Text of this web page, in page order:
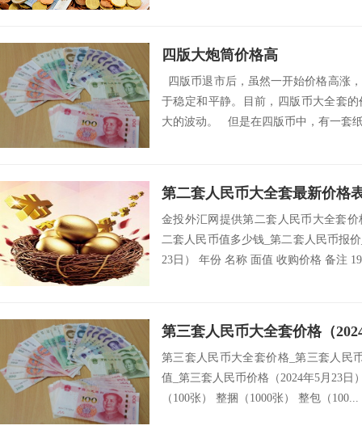
四版大炮筒价格高
四版币退市后，虽然一开始价格高涨
于稳定和平静。目前，四版币大全套
大的波动。 但是在四版币中，有一套
第二套人民币大全套最新价格
金投外汇网提供第二套人民币大全套
二套人民币值多少钱_第二套人民币报
23日） 年份 名称 面值 收购价格 备注
第三套人民币大全套价格（
第三套人民币大全套价格_第三套人民
值_第三套人民币价格（2024年5月23
（100张） 整捆（1000张） 整包（100...